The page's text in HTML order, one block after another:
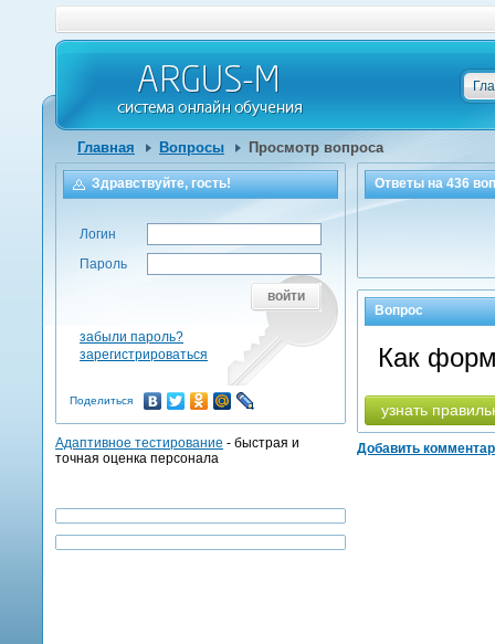
Главная Вопросы Просмотр вопроса
Ответы на436
Вопрос
Как
узнать
Добавить
Здравствуйте, гость!
Логин
Пароль
войти
забыли пароль?
зарегистрироваться
Поделиться
Адаптивное тестирование - быстрая и
точная оценка персонала